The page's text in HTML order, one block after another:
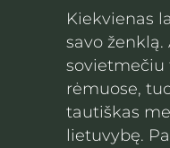
Kiekvienas
savo
sovietmečiu
rėmuose,
tautiškas
lietuvybę.